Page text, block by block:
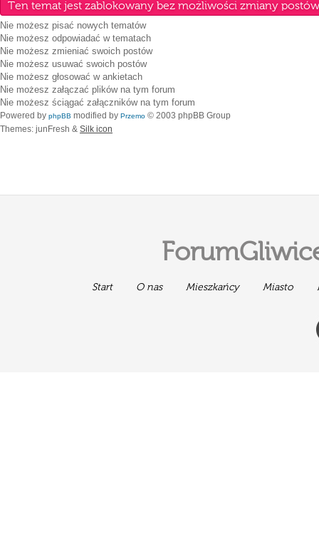
Ten temat jest zablokowany bez możliwości zmiany
Nie możesz pisać nowych tematów
Nie możesz odpowiadać w tematach
Nie możesz zmieniać swoich postów
Nie możesz usuwać swoich postów
Nie możesz głosować w ankietach
Nie możesz załączać plików na tym forum
Nie możesz ściągać załączników na tym forum
Powered by phpBB modified by Przemo © 2003 phpBB Group
Themes: junFresh & Silk icon
Start O nas Mieszkańcy Miasto